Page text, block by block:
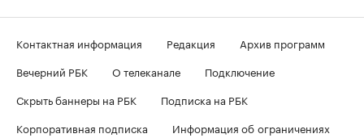
Контактная информация Редакция
Архив программ
Вечерний РБК
О телеканале
Подключение
Скрыть баннеры на РБК
Подписка на РБК
Корпоративная подписка
Информация об ограничениях